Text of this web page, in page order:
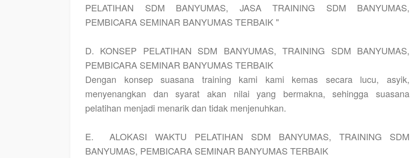
PELATIHAN SDM BANYUMAS, JASA TRAINING SDM BANYUMAS,
PEMBICARA SEMINAR BANYUMAS TERBAIK "
D. KONSEP PELATIHAN SDM BANYUMAS, TRAINING SDM BANYUMAS,
PEMBICARA SEMINAR BANYUMAS TERBAIK
Dengan konsep suasana training kami kami kemas secara lucu, asyik,
menyenangkan dan syarat akan nilai yang bermakna, sehingga suasana
pelatihan menjadi menarik dan tidak menjenuhkan.
E.
ALOKASI WAKTU PELATIHAN SDM BANYUMAS, TRAINING SDM
BANYUMAS, PEMBICARA SEMINAR BANYUMAS TERBAIK